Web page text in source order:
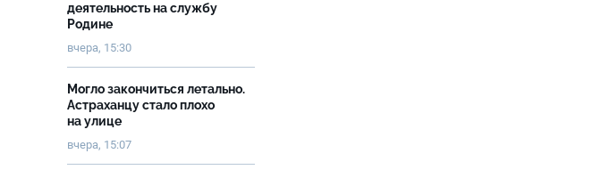
деятельность на службу
Родине
вчера, 15:30
Могло закончиться летально.
Астраханцу стало плохо
на улице
вчера, 15:07